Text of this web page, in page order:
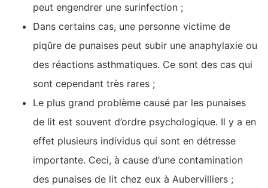
peut engendrer une surinfection ;
Dans certains cas, une personne victime de
piqûre de punaises peut subir une anaphylaxie ou
des réactions asthmatiques. Ce sont des cas qui
sont cependant très rares ;
Le plus grand problème causé par les punaises
de lit est souvent d’ordre psychologique. Il y a en
effet plusieurs individus qui sont en détresse
importante. Ceci, à cause d’une contamination
des punaises de lit chez eux à Aubervilliers ;